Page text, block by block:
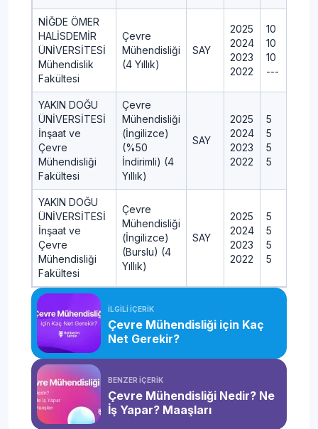
NİĞDE ÖMER
HALİSDEMİR
ÜNİVERSİTESİ
Mühendislik
Fakültesi
Çevre
Mühendisliği
(4 Yıllık)
SAY
2025
2024
2023
2022
10
10
10
---
YAKIN DOĞU
ÜNİVERSİTESİ
İnşaat ve
Çevre
Mühendisliği
Fakültesi
Çevre
Mühendisliği
(İngilizce)
(%50
İndirimli) (4
Yıllık)
SAY
2025
2024
2023
2022
5
5
5
5
YAKIN DOĞU
ÜNİVERSİTESİ
İnşaat ve
Çevre
Mühendisliği
Fakültesi
Çevre
Mühendisliği
(İngilizce)
(Burslu) (4
Yıllık)
SAY
2025
2024
2023
2022
5
5
5
5
İLGİLİ İÇERİK
Çevre Mühendisliği için Kaç
Net Gerekir?
BENZER İÇERİK
Çevre Mühendisliği Nedir? Ne
İş Yapar? Maaşları